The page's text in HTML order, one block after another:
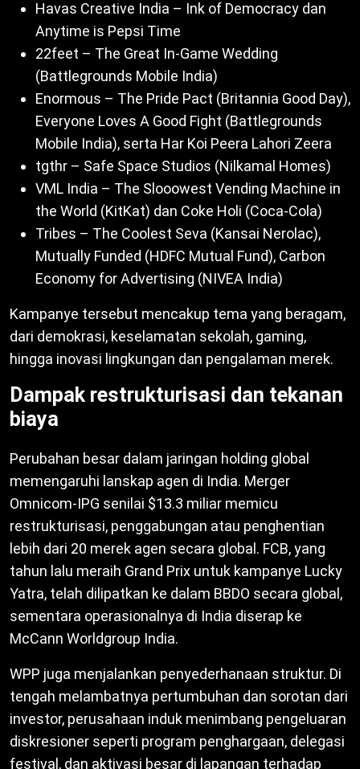
Havas Creative India – Ink of Democracy dan
Anytime is Pepsi Time
22feet – The Great In-Game Wedding
(Battlegrounds Mobile India)
Enormous – The Pride Pact (Britannia Good Day),
Everyone Loves A Good Fight (Battlegrounds
Mobile India), serta Har Koi Peera Lahori Zeera
tgthr – Safe Space Studios (Nilkamal Homes)
VML India – The Slooowest Vending Machine in
the World (KitKat) dan Coke Holi (Coca-Cola)
Tribes – The Coolest Seva (Kansai Nerolac),
Mutually Funded (HDFC Mutual Fund), Carbon
Economy for Advertising (NIVEA India)
Kampanye tersebut mencakup tema yang beragam,
dari demokrasi, keselamatan sekolah, gaming,
hingga inovasi lingkungan dan pengalaman merek.
Dampak restrukturisasi dan tekanan
biaya
Perubahan besar dalam jaringan holding global
memengaruhi lanskap agen di India. Merger
Omnicom-IPG senilai $13.3 miliar memicu
restrukturisasi, penggabungan atau penghentian
lebih dari 20 merek agen secara global. FCB, yang
tahun lalu meraih Grand Prix untuk kampanye Lucky
Yatra, telah dilipatkan ke dalam BBDO secara global,
sementara operasionalnya di India diserap ke
McCann Worldgroup India.
WPP juga menjalankan penyederhanaan struktur. Di
tengah melambatnya pertumbuhan dan sorotan dari
investor, perusahaan induk menimbang pengeluaran
diskresioner seperti program penghargaan, delegasi
festival, dan aktivasi besar di lapangan terhadap